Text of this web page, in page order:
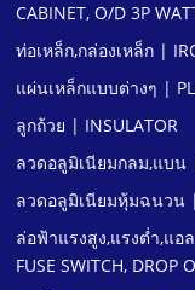
CABINET, O/D 3P
ท่อเหล็ก,กล่องเหล็ก |
แผ่นเหล็กแบบต่างๆ |
ลูกถ้วย | INSULATOR
ลวดอลูมิเนียมกลม,แบน |
ลวดอลูมิเนียมหุ้มฉนวน |
ล่อฟ้าแรงสูง,แรงตํ่า,แอ
FUSE SWITCH, DROP